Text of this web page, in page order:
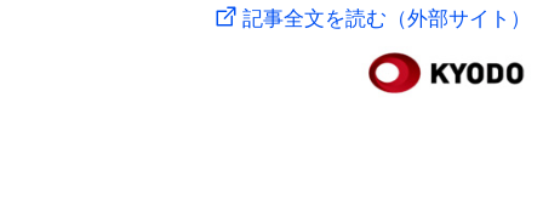
記事全文を読む（外部サイト）